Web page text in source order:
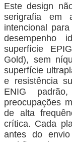
Este design
serigrafia em
intencional
desempenho
superfície
Gold), sem
superfície
e resistência
ENIG
preocupações
de alta
crítica. Cada
antes do